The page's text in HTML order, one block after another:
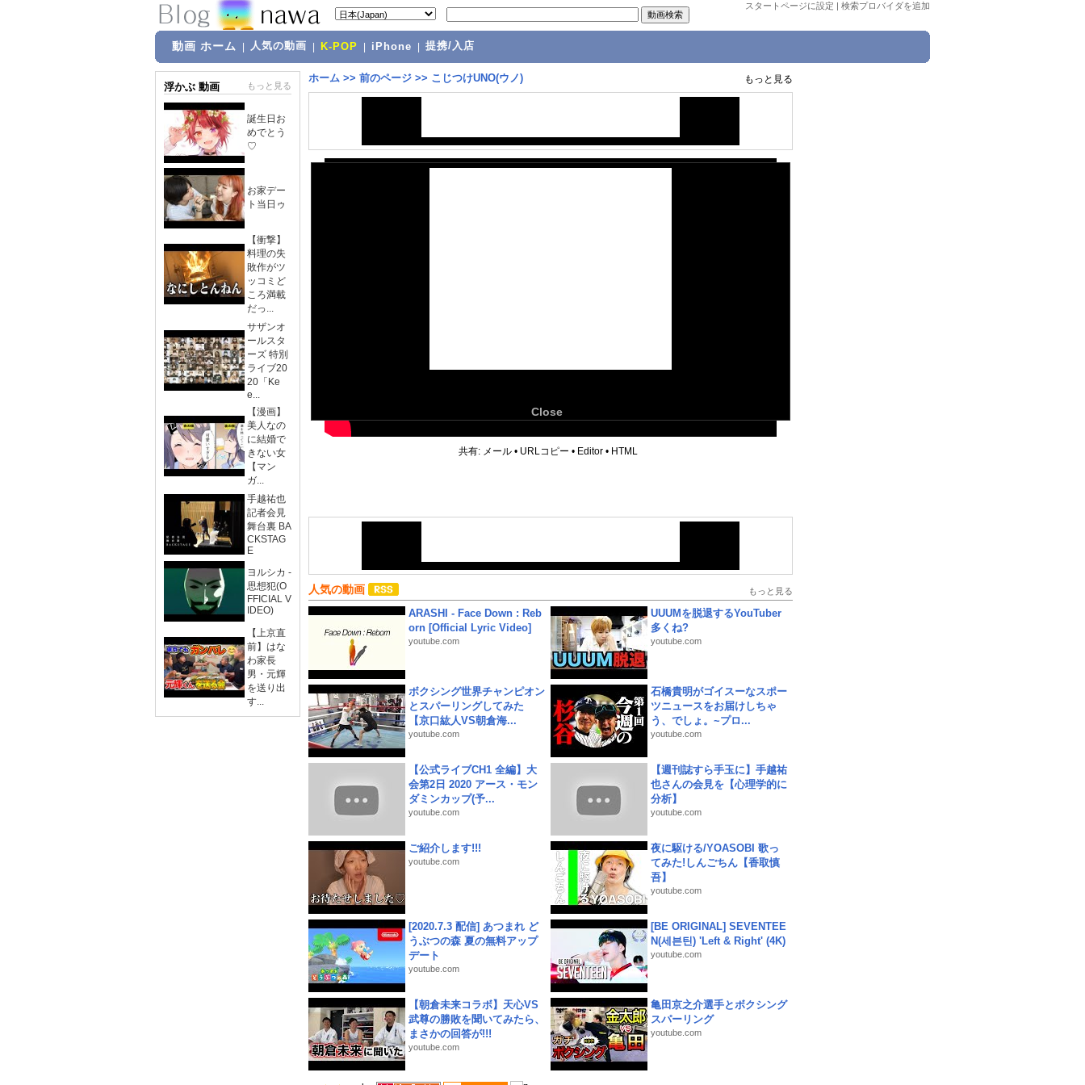
スタートページに設定 | 検索プロバイダを追加
動画 ホーム 人気の動画 K-POP iPhone 提携/入店
浮かぶ 動画 もっと見る
誕生日お
めでとう
♡
お家デー
ト当日ゥ
【衝撃】
料理の失
敗作がツ
ッコミど
ころ満載
だっ...
サザンオ
ールスタ
ーズ 特別
ライブ20
20「Ke
e...
【漫画】
美人なの
に結婚で
きない女
【マン
ガ...
手越祐也
記者会見
舞台裏 BA
CKSTAG
E
ヨルシカ -
思想犯(O
FFICIAL V
IDEO)
【上京直
前】はな
わ家長
男・元輝
を送り出
す...
ホーム >> 前のページ >> こじつけUNO(ウノ) もっと見る
Close
共有: メール • URLコピー • Editor • HTML
人気の動画 もっと見る
ARASHI - Face Down : Reb
orn [Official Lyric Video]
youtube.com
UUUMを脱退するYouTuber
多くね?
youtube.com
ボクシング世界チャンピオン
とスパーリングしてみた
【京口紘人VS朝倉海...
youtube.com
石橋貴明がゴイスーなスポー
ツニュースをお届けしちゃ
う、でしょ。~プロ...
youtube.com
【公式ライブCH1 全編】大
会第2日 2020 アース・モン
ダミンカップ(予...
youtube.com
【週刊誌すら手玉に】手越祐
也さんの会見を【心理学的に
分析】
youtube.com
ご紹介します!!!
youtube.com
夜に駆ける/YOASOBI 歌っ
てみた!しんごちん【香取慎
吾】
youtube.com
[2020.7.3 配信] あつまれ ど
うぶつの森 夏の無料アップ
デート
youtube.com
[BE ORIGINAL] SEVENTEE
N(세븐틴) 'Left & Right' (4K)
youtube.com
【朝倉未来コラボ】天心VS
武尊の勝敗を聞いてみたら、
まさかの回答が!!!
youtube.com
亀田京之介選手とボクシング
スパーリング
youtube.com